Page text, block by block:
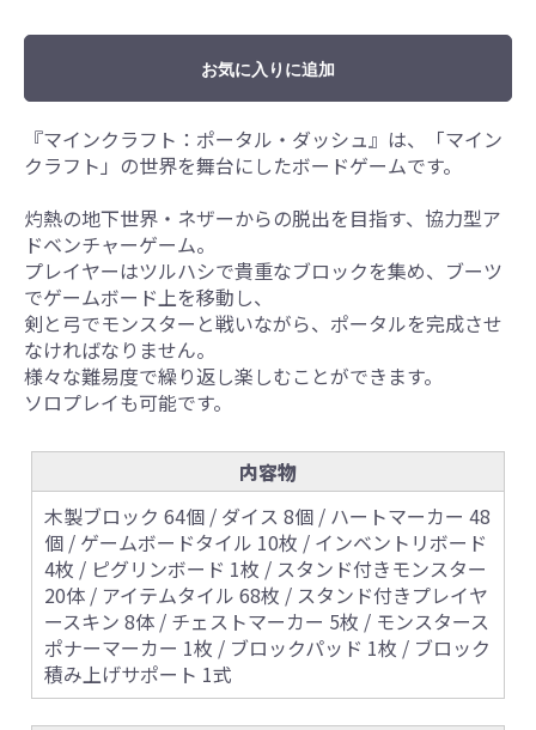
お気に入りに追加
『マインクラフト：ポータル・ダッシュ』は、「マイン
クラフト」の世界を舞台にしたボードゲームです。
灼熱の地下世界・ネザーからの脱出を目指す、協力型ア
ドベンチャーゲーム。
プレイヤーはツルハシで貴重なブロックを集め、ブーツ
でゲームボード上を移動し、
剣と弓でモンスターと戦いながら、ポータルを完成させ
なければなりません。
様々な難易度で繰り返し楽しむことができます。
ソロプレイも可能です。
内容物
木製ブロック 64個 / ダイス 8個 / ハートマーカー 48
個 / ゲームボードタイル 10枚 / インベントリボード
4枚 / ピグリンボード 1枚 / スタンド付きモンスター
20体 / アイテムタイル 68枚 / スタンド付きプレイヤ
ースキン 8体 / チェストマーカー 5枚 / モンスタース
ポナーマーカー 1枚 / ブロックパッド 1枚 / ブロック
積み上げサポート 1式